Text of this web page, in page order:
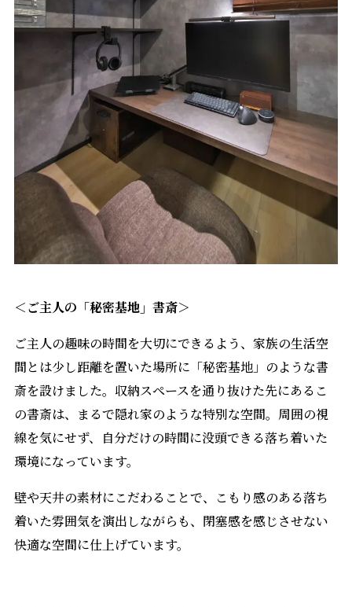
＜ご主人の「秘密基地」書斎＞
ご主人の趣味の時間を大切にできるよう、家族の生活空
間とは少し距離を置いた場所に「秘密基地」のような書
斎を設けました。収納スペースを通り抜けた先にあるこ
の書斎は、まるで隠れ家のような特別な空間。周囲の視
線を気にせず、自分だけの時間に没頭できる落ち着いた
環境になっています。
壁や天井の素材にこだわることで、こもり感のある落ち
着いた雰囲気を演出しながらも、閉塞感を感じさせない
快適な空間に仕上げています。